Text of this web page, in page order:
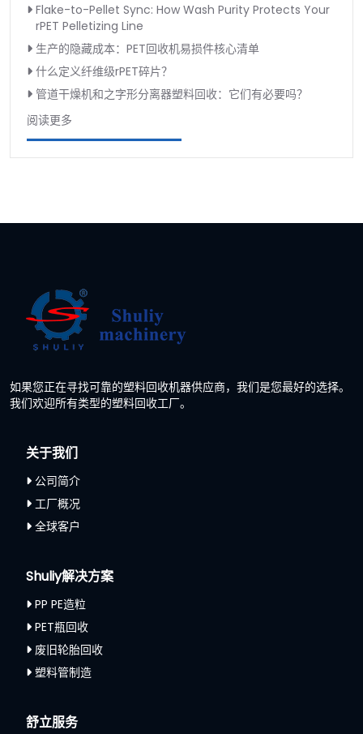
Flake-to-Pellet Sync: How Wash Purity Protects Your
rPET Pelletizing Line
生产的隐藏成本：PET回收机易损件核心清单
什么定义纤维级rPET碎片？
管道干燥机和之字形分离器塑料回收：它们有必要吗？
阅读更多
如果您正在寻找可靠的塑料回收机器供应商，我们是您最好的选择。
我们欢迎所有类型的塑料回收工厂。
关于我们
公司简介
工厂概况
全球客户
Shuliy解决方案
PP PE造粒
PET瓶回收
废旧轮胎回收
塑料管制造
舒立服务